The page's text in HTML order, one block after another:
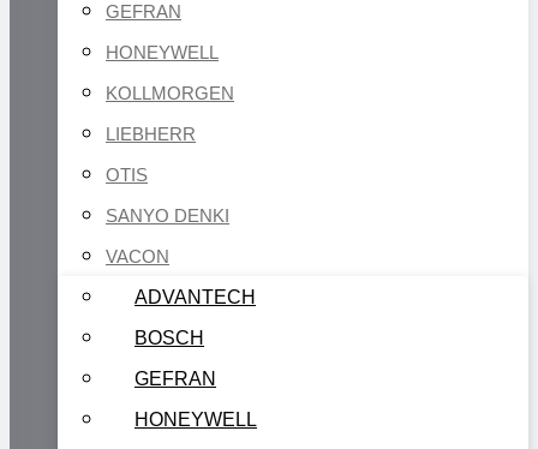
GEFRAN
HONEYWELL
KOLLMORGEN
LIEBHERR
OTIS
SANYO DENKI
VACON
ADVANTECH
BOSCH
GEFRAN
HONEYWELL